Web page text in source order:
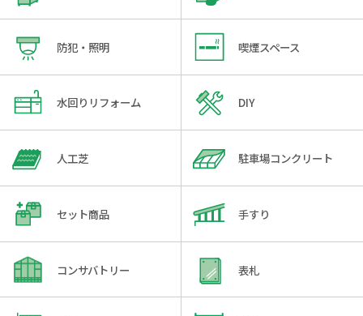
防犯・照明 喫煙スペース
水回りリフォーム DIY
人工芝 駐車場コンクリート
セット商品 手すり
コンサバトリー 表札